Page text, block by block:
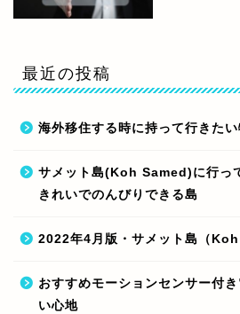
最近の投稿
海外移住する時に持って行きた
サメット島(Koh Samed)に行っ
きれいでのんびりできる島
2022年4月版・サメット島（
おすすめモーションセンサー付
い心地